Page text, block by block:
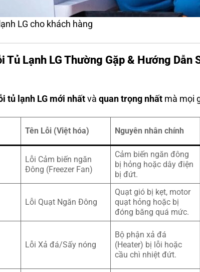
LG cho khách hàng
Tủ Lạnh LG Thường Gặp & Hướng Dẫn
tủ lạnh LG mới nhất vàquan trọng nhất mà mọi
Tên Lỗi (Việt hóa) Nguyên nhân chính
Lỗi Cảm biến ngăn
Đông (Freezer Fan)
Cảm biến ngăn đông
bị hỏng hoặc dây điện
bị đứt.
Lỗi Quạt Ngăn Đông
Quạt gió bị kẹt, motor
quạt hỏng hoặc bị
đóng băng quá mức.
Lỗi Xả đá/Sấy nóng
Bộ phận xả đá
(Heater) bị lỗi hoặc
cầu chì nhiệt đứt.